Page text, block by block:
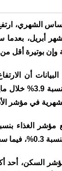
وإن بوتيرة أقل
أن
في مؤشر
ارتفاعًا طفيفًا بلغ 0.1%.